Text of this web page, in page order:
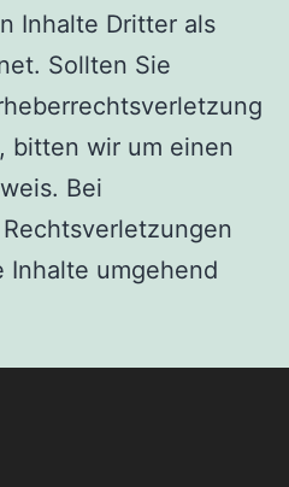
Inhalte Dritter als
Sollten Sie
bitten wir um einen
Bei
umgehend